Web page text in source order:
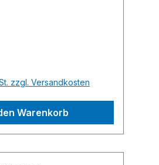
DE, +49 (0)
info@gruen-gmbh.de
zzgl. Versandkosten
Warenkorb